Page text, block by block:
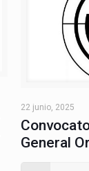
22 junio, 2025
General